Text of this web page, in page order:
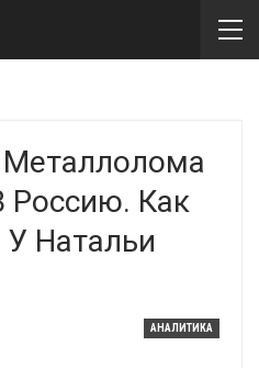
Россию. Как
У Натальи
АНАЛИТИКА